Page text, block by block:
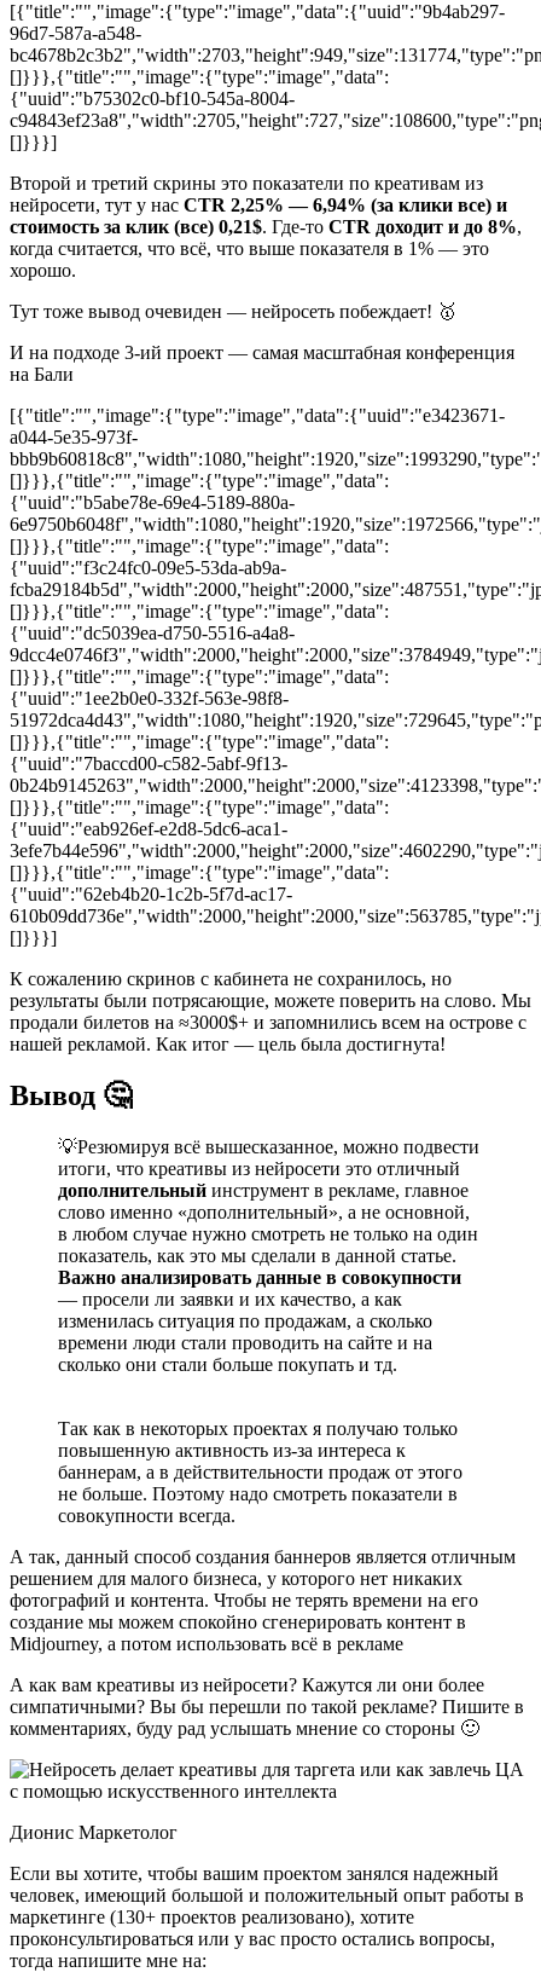
[{"title":"","image":{"type":"image","data":{"uuid":"9b4ab297-
96d7-587a-a548-
[]}}},{"title":"","image":{"type":"image","data":
{"uuid":"b75302c0-bf10-545a-8004-
[]}}}]
Второй и третий скрины это показатели по креативам из
нейросети, тут у нас CTR 2,25% — 6,94% (за клики все) и
стоимость за клик (все) 0,21$. Где-то CTR доходит и до 8%,
когда считается, что всё, что выше показателя в 1% — это
хорошо.
Тут тоже вывод очевиден — нейросеть побеждает! 🥇
И на подходе 3-ий проект — самая масштабная конференция
на Бали
[{"title":"","image":{"type":"image","data":{"uuid":"e3423671-
a044-5e35-973f-
[]}}},{"title":"","image":{"type":"image","data":
{"uuid":"b5abe78e-69e4-5189-880a-
[]}}},{"title":"","image":{"type":"image","data":
{"uuid":"f3c24fc0-09e5-53da-ab9a-
[]}}},{"title":"","image":{"type":"image","data":
{"uuid":"dc5039ea-d750-5516-a4a8-
[]}}},{"title":"","image":{"type":"image","data":
{"uuid":"1ee2b0e0-332f-563e-98f8-
[]}}},{"title":"","image":{"type":"image","data":
{"uuid":"7baccd00-c582-5abf-9f13-
[]}}},{"title":"","image":{"type":"image","data":
{"uuid":"eab926ef-e2d8-5dc6-aca1-
[]}}},{"title":"","image":{"type":"image","data":
{"uuid":"62eb4b20-1c2b-5f7d-ac17-
[]}}}]
К сожалению скринов с кабинета не сохранилось, но
результаты были потрясающие, можете поверить на слово. Мы
продали билетов на ≈3000$+ и запомнились всем на острове с
нашей рекламой. Как итог — цель была достигнута!
Вывод 🤔
💡Резюмируя всё вышесказанное, можно подвести
итоги, что креативы из нейросети это отличный
дополнительный инструмент в рекламе, главное
слово именно «дополнительный», а не основной,
в любом случае нужно смотреть не только на один
показатель, как это мы сделали в данной статье.
Важно анализировать данные в совокупности
— просели ли заявки и их качество, а как
изменилась ситуация по продажам, а сколько
времени люди стали проводить на сайте и на
сколько они стали больше покупать и тд.
Так как в некоторых проектах я получаю только
повышенную активность из-за интереса к
баннерам, а в действительности продаж от этого
не больше. Поэтому надо смотреть показатели в
совокупности всегда.
А так, данный способ создания баннеров является отличным
решением для малого бизнеса, у которого нет никаких
фотографий и контента. Чтобы не терять времени на его
создание мы можем спокойно сгенерировать контент в
Midjourney, а потом использовать всё в рекламе
А как вам креативы из нейросети? Кажутся ли они более
симпатичными? Вы бы перешли по такой рекламе? Пишите в
комментариях, буду рад услышать мнение со стороны 🙂
Дионис Маркетолог
Если вы хотите, чтобы вашим проектом занялся надежный
человек, имеющий большой и положительный опыт работы в
маркетинге (130+ проектов реализовано), хотите
проконсультироваться или у вас просто остались вопросы,
тогда напишите мне на: